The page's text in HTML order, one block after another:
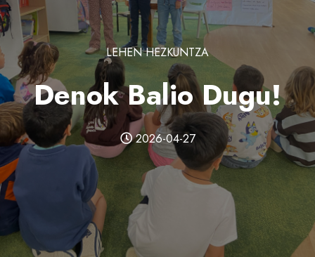
LEHEN HEZKUNTZA
Denok Balio Dugu!
2026-04-27